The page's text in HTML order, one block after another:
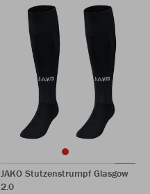
JAKO Stutzenstrumpf Glasgow
2.0